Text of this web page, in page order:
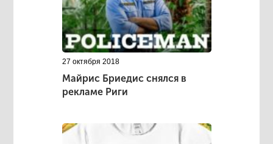
27 октября 2018
Майрис Бриедис снялся в
рекламе Риги